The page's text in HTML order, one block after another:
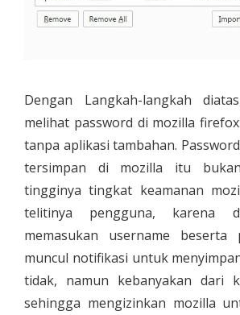
Dengan Langkah-langkah
melihat password di mozilla
tanpa aplikasi tambahan.
tersimpan di mozilla itu
tingginya tingkat keamanan
telitinya pengguna, karena
memasukan username beserta
muncul notifikasi untuk
tidak, namun kebanyakan dari
sehingga mengizinkan mozilla